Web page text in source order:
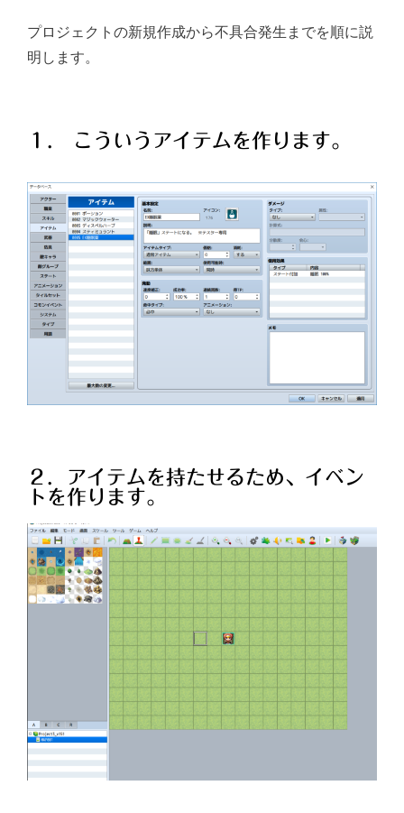
プロジェクトの新規作成から不具合発生までを順に説
明します。
１． こういうアイテムを作ります。
２．アイテムを持たせるため、イベン
トを作ります。